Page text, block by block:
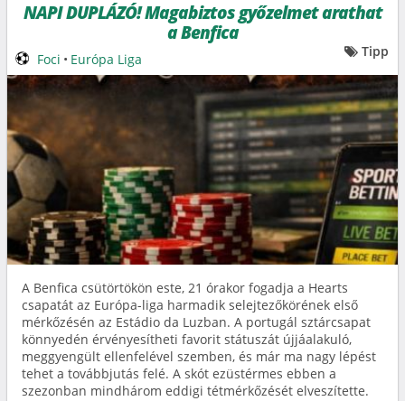
NAPI DUPLÁZÓ! Magabiztos győzelmet arathat
a Benfica
A Benfica csütörtökön este, 21 órakor fogadja a Hearts
csapatát az Európa-liga harmadik selejtezőkörének első
mérkőzésén az Estádio da Luzban. A portugál sztárcsapat
könnyedén érvényesítheti favorit státuszát újjáalakuló,
meggyengült ellenfelével szemben, és már ma nagy lépést
tehet a továbbjutás felé. A skót ezüstérmes ebben a
szezonban mindhárom eddigi tétmérkőzését elveszítette.
Foci • Európa Liga Tipp